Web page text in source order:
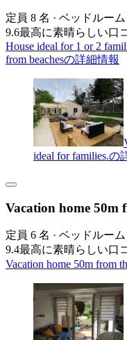
定員 8 名 · ベッドルー
9.6最高に素晴らしい口
House ideal for 1 or 2
from beachesの詳細情報
ideal for families.の
Vacation home 50m
定員 6 名 · ベッドルー
9.4最高に素晴らしい口
Vacation home 50m from